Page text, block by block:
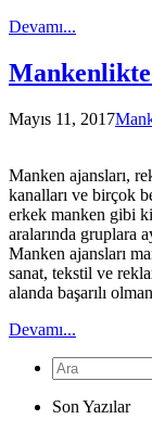
Devamı...
Mankenlikte
Mayıs 11, 2017
Manken ajansları,
kanalları ve birçok
erkek manken gibi
aralarında gruplara
Manken ajansları
sanat, tekstil ve
alanda başarılı
Devamı...
Son Yazılar